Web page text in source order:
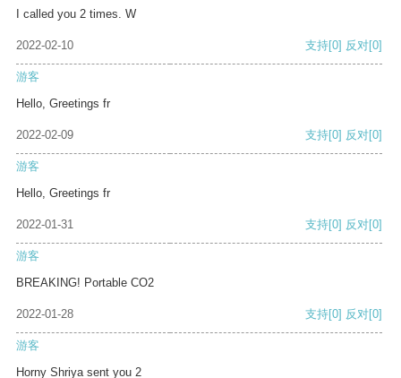
I called you 2 times. W
2022-02-10 支持[0] 反对[0]
游客
Hello, Greetings fr
2022-02-09 支持[0] 反对[0]
游客
Hello, Greetings fr
2022-01-31 支持[0] 反对[0]
游客
BREAKING! Portable CO2
2022-01-28 支持[0] 反对[0]
游客
Horny Shriya sent you 2